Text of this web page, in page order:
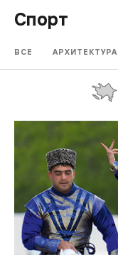
Спорт
ВСЕ АРХИТЕКТУРА